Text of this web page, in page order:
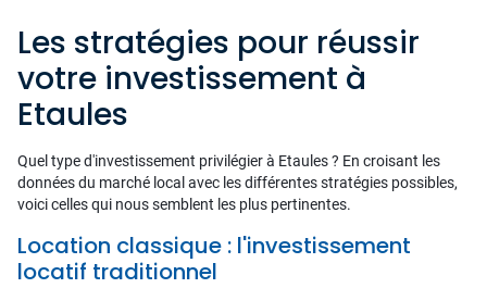
Les stratégies pour réussir
votre investissement à
Etaules
Quel type d'investissement privilégier à Etaules ? En croisant les
données du marché local avec les différentes stratégies possibles,
voici celles qui nous semblent les plus pertinentes.
Location classique : l'investissement
locatif traditionnel